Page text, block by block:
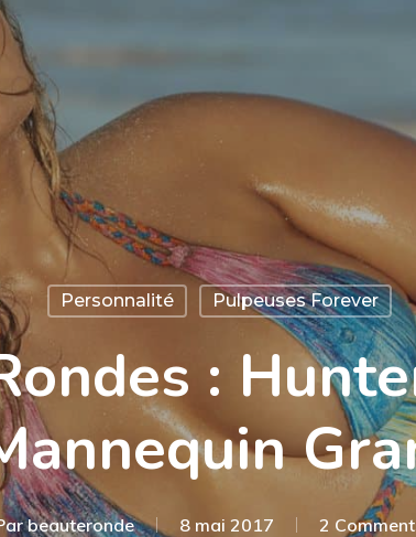
Personnalité Pulpeuses Forever
:
beauteronde 8 mai 2017 2